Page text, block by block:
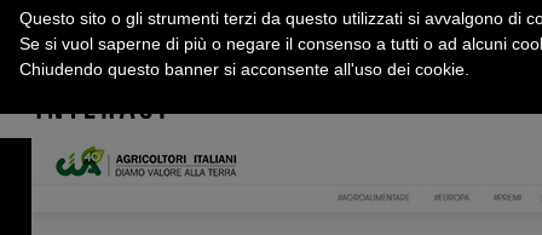
Questo sito o gli strumenti terzi da questo utilizzati si avvalgono di
Se si vuol saperne di più o negare il consenso a tutti o ad alcuni
Chiudendo questo banner si acconsente all'uso dei cookie.